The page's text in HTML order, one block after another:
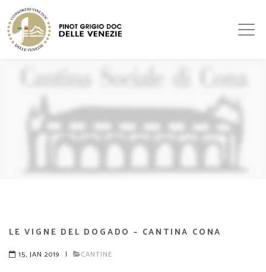
LE VIGNE DEL DOGADO – CANTINA CONA
15, JAN 2019 | CANTINE